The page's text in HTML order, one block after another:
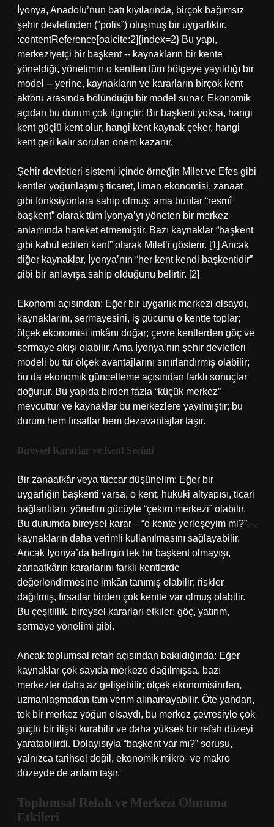
İyonya, Anadolu’nun batı kıyılarında, birçok bağımsız
şehir devletinden (“polis”) oluşmuş bir uygarlıktır.
:contentReference[oaicite:2]{index=2} Bu yapı,
merkeziyetçi bir başkent ‑‑ kaynakların bir kente
yöneldiği, yönetimin o kentten tüm bölgeye yayıldığı bir
model ‑‑ yerine, kaynakların ve kararların birçok kent
aktörü arasında bölündüğü bir model sunar. Ekonomik
açıdan bu durum çok ilginçtir: Bir başkent yoksa, hangi
kent güçlü kent olur, hangi kent kaynak çeker, hangi
kent geri kalır soruları önem kazanır.
Şehir devletleri sistemi içinde örneğin Milet ve Efes gibi
kentler yoğunlaşmış ticaret, liman ekonomisi, zanaat
gibi fonksiyonlara sahip olmuş; ama bunlar “resmî
başkent” olarak tüm İyonya’yı yöneten bir merkez
anlamında hareket etmemiştir. Bazı kaynaklar “başkent
gibi kabul edilen kent” olarak Milet’i gösterir. [1] Ancak
diğer kaynaklar, İyonya’nın “her kent kendi başkentidir”
gibi bir anlayışa sahip olduğunu belirtir. [2]
Ekonomi açısından: Eğer bir uygarlık merkezi olsaydı,
kaynaklarını, sermayesini, iş gücünü o kentte toplar;
ölçek ekonomisi imkânı doğar; çevre kentlerden göç ve
sermaye akışı olabilir. Ama İyonya’nın şehir devletleri
modeli bu tür ölçek avantajlarını sınırlandırmış olabilir;
bu da ekonomik güncelleme açısından farklı sonuçlar
doğurur. Bu yapıda birden fazla “küçük merkez”
mevcuttur ve kaynaklar bu merkezlere yayılmıştır; bu
durum hem fırsatlar hem dezavantajlar taşır.
Bireysel Kararlar ve Kent Seçimi
Bir zanaatkâr veya tüccar düşünelim: Eğer bir
uygarlığın başkenti varsa, o kent, hukuki altyapısı, ticari
bağlantıları, yönetim gücüyle “çekim merkezi” olabilir.
Bu durumda bireysel karar—“o kente yerleşeyim mi?”—
kaynakların daha verimli kullanılmasını sağlayabilir.
Ancak İyonya’da belirgin tek bir başkent olmayışı,
zanaatkârın kararlarını farklı kentlerde
değerlendirmesine imkân tanımış olabilir; riskler
dağılmış, fırsatlar birden çok kentte var olmuş olabilir.
Bu çeşitlilik, bireysel kararları etkiler: göç, yatırım,
sermaye yönelimi gibi.
Ancak toplumsal refah açısından bakıldığında: Eğer
kaynaklar çok sayıda merkeze dağılmışsa, bazı
merkezler daha az gelişebilir; ölçek ekonomisinden,
uzmanlaşmadan tam verim alınamayabilir. Öte yandan,
tek bir merkez yoğun olsaydı, bu merkez çevresiyle çok
güçlü bir ilişki kurabilir ve daha yüksek bir refah düzeyi
yaratabilirdi. Dolayısıyla “başkent var mı?” sorusu,
yalnızca tarihsel değil, ekonomik mikro‑ ve makro
düzeyde de anlam taşır.
Toplumsal Refah ve Merkezi Olmama
Etkileri